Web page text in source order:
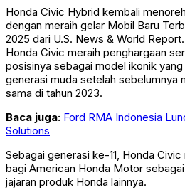
Honda Civic Hybrid kembali
dengan meraih gelar Mobil Baru
2025 dari U.S. News & World
Honda Civic meraih penghargaan
posisinya sebagai model ikonik
generasi muda setelah sebelumnya
sama di tahun 2023.
Baca juga: Ford RMA Indonesia
Solutions
Sebagai generasi ke-11, Honda
bagi American Honda Motor
jajaran produk Honda lainnya.